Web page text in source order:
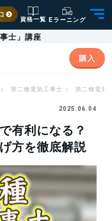
資格一覧 Eラーニング
士」講座
購入
> 第二種電気工事士 > 第二種電気
2025.06.04
有利になる？
方を徹底解説